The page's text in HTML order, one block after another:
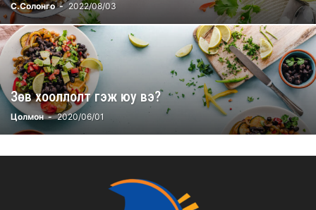
С.Солонго - 2022/08/03
Зөв хооллолт гэж юу вэ?
Цолмон - 2020/06/01